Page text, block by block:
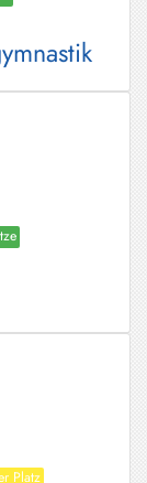
Platz